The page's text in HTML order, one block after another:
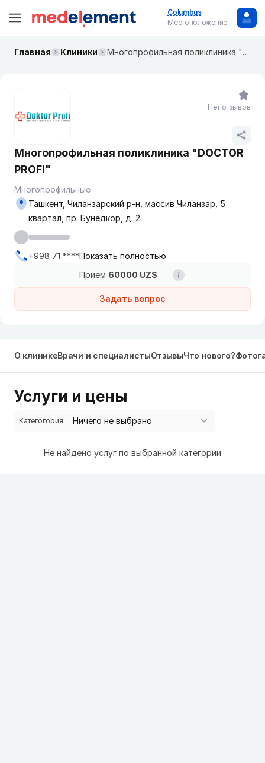
Columbus
Местоположение
Главная Клиники Многопрофильная поликлиника "DOCTOR PROFI"
Многопрофильная поликлиника "DOCTOR
PROFI"
Многопрофильные
Прием 60000 UZS
Задать вопрос
Ташкент, Чиланзарский р-н, массив Чиланзар, 5
квартал, пр. Бунёдкор, д. 2
+998 71 ****Показать полностью
Нет отзывов
О клиникеВрачи и специалистыОтзывыЧто нового?
Услуги и цены
Категогория:
Не найдено услуг по выбранной категории